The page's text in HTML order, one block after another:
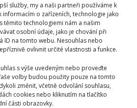
služby, my a naši partneři používáme k
o zařízeních, technologie jako
těmito technologiemi nám a našim
osobní údaje, jako je chování při
ID na tomto webu. Nesouhlas nebo
ovlivnit určité vlastnosti a funkce.
s výše uvedeným nebo proveďte
volby budou použity pouze na tomto
změnit, včetně odvolání souhlasu,
cookies nebo kliknutím na tlačítko
části obrazovky.